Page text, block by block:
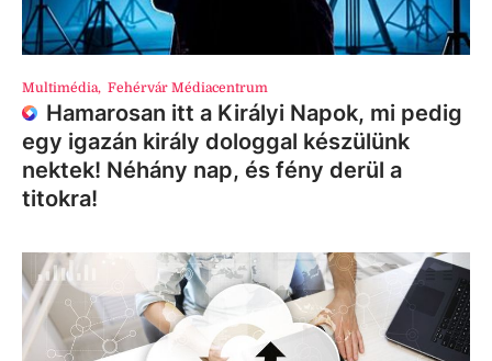
Multimédia, Fehérvár Médiacentrum
Hamarosan itt a Királyi Napok, mi pedig
egy igazán király dologgal készülünk
nektek! Néhány nap, és fény derül a
titokra!